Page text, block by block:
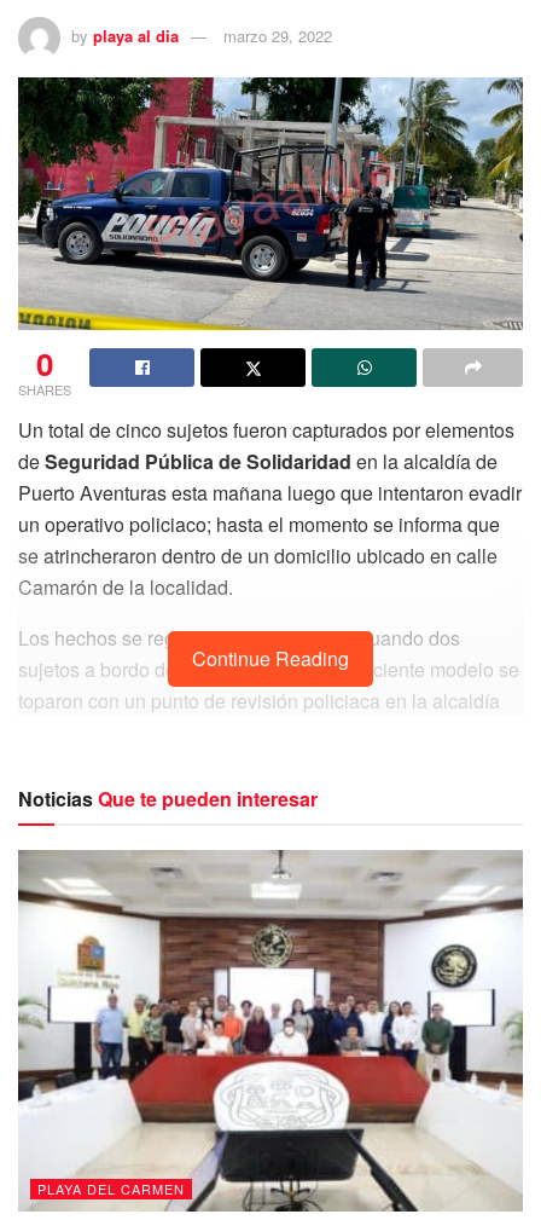
by playa al dia marzo 29, 2022
0
SHARES
Un total de cinco sujetos fueron capturados por elementos
deSeguridad Pública de Solidaridad en la alcaldía de
Puerto Aventuras esta mañana luego que intentaron evadir
un operativo policiaco; hasta el momento se informa que
se atrincheraron dentro de un domicilio ubicado en calle
Camarón de la localidad.
Los hechos se registraron esta mañana cuando dos
sujetos a bordo de dos motocicletas de reciente modelo se
toparon con un punto de revisión policiaca en la alcaldía
policiaca hasta un domicilio ubicado en calle Camarón en
el fraccionamiento
Al llegar al sitio, los presuntos extorsionadores como se
les identificó hasta el momento, dejaron las motos tiradas y
se atrincheraron dentro de una casa ubicada en Puerto
Maya por lo que los agentes permanecieron al exterior a la
espera de la orden de ingreso, pero los elementos de la
Secretaría de la Defensa Nacional ingresaron al predio y
sacaron a los facinerosos.
Continue Reading
NoticiasQue te pueden interesar
PLAYA DEL CARMEN